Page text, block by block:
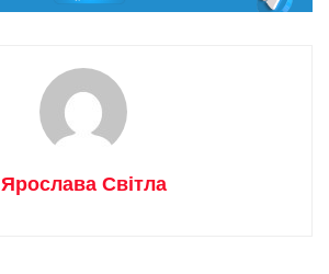
Ярослава Світла